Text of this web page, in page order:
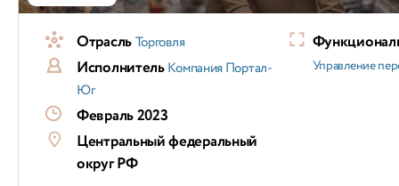
ОтрасльТорговля
ИсполнительКомпания Портал-
Юг
Февраль 2023
Центральный федеральный
округ РФ
Управление